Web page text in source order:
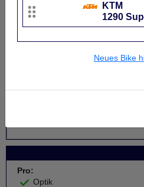
Was macht das neue
Pro:
Optik
KTM
1290
Neues Bike